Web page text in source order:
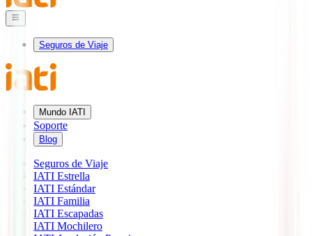
Seguros de Viaje
Mundo IATI
Soporte
Blog
Seguros de Viaje
IATI Estrella
IATI Estándar
IATI Familia
IATI Escapadas
IATI Mochilero